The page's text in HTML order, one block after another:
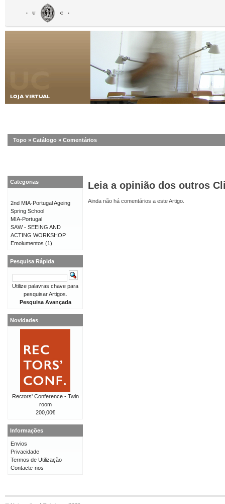
Topo » Catálogo » Comentários
Leia a opinião dos outros
Ainda não há comentários a este Artigo.
Categorias
2nd MIA-Portugal Ageing
Spring School
MIA-Portugal
SAW - SEEING AND
ACTING WORKSHOP
Emolumentos (1)
Pesquisa Rápida
Utilize palavras chave para
pesquisar Artigos.
Pesquisa Avançada
Novidades
Rectors' Conference - Twin
room
200,00€
Informações
Envios
Privacidade
Termos de Utilização
Contacte-nos